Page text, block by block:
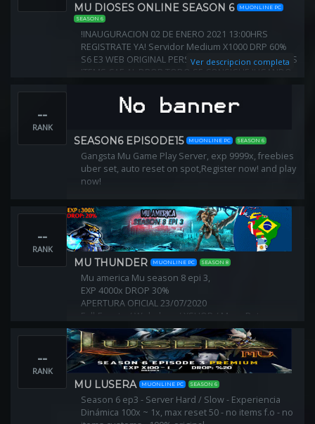
MU DIOSES ONLINE SEASON 6
MUONLINE PC
SEASON 6
!INAUGURACION 02 DE ENERO 2021 13:00HRS
REGISTRATE YA! Servidor Medium X1000 DRP 60%
S6 E3 WEB ORIGINAL PERSONALIZADA LOS MEJORES
ITEMS CAE AL DROP TODO SE CONSIGUE JUGANDO-
Ver descripcion completa
--
RANK
SEASON6 EPISODE15 MUONLINE PC SEASON 6
Gangsta Mu Game Play Server, exp 9999x, freebies
uber set, auto reset on spot,Register now! and play
now!
--
RANK
MU THUNDER MUONLINE PC SEASON 8
Mu america Mu season 8 epi 3,
EXP 4000x DROP 30%
APERTURA OFICIAL 23/07/2020
Full-Evento / Webshop / XSHOP / MuunPets
--
RANK
MU LUSERA MUONLINE PC SEASON 6
Season 6 ep3 - Server Hard / Slow - Experiencia
Dinámica 100x ~ 1x, max reset 50 - no items f.o - no